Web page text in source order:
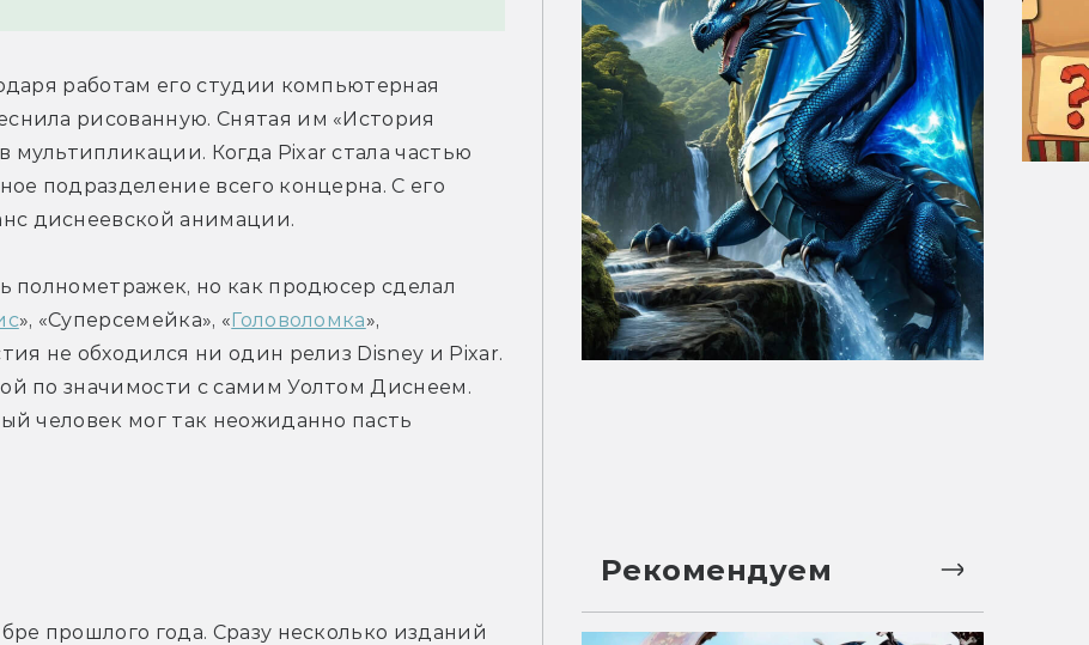
работам его студии компьютерная
рисованную. Снятая им «История
Когда Pixar стала частью
подразделение всего концерна. С его
диснеевской анимации.
полнометражек, но как продюсер сделал
», «Суперсемейка», « Головоломка»,
не обходился ни один релиз Disney и Pixar.
по значимости с самим Уолтом Диснеем.
человек мог так неожиданно пасть
прошлого года. Сразу несколько изданий
Рекомендуем